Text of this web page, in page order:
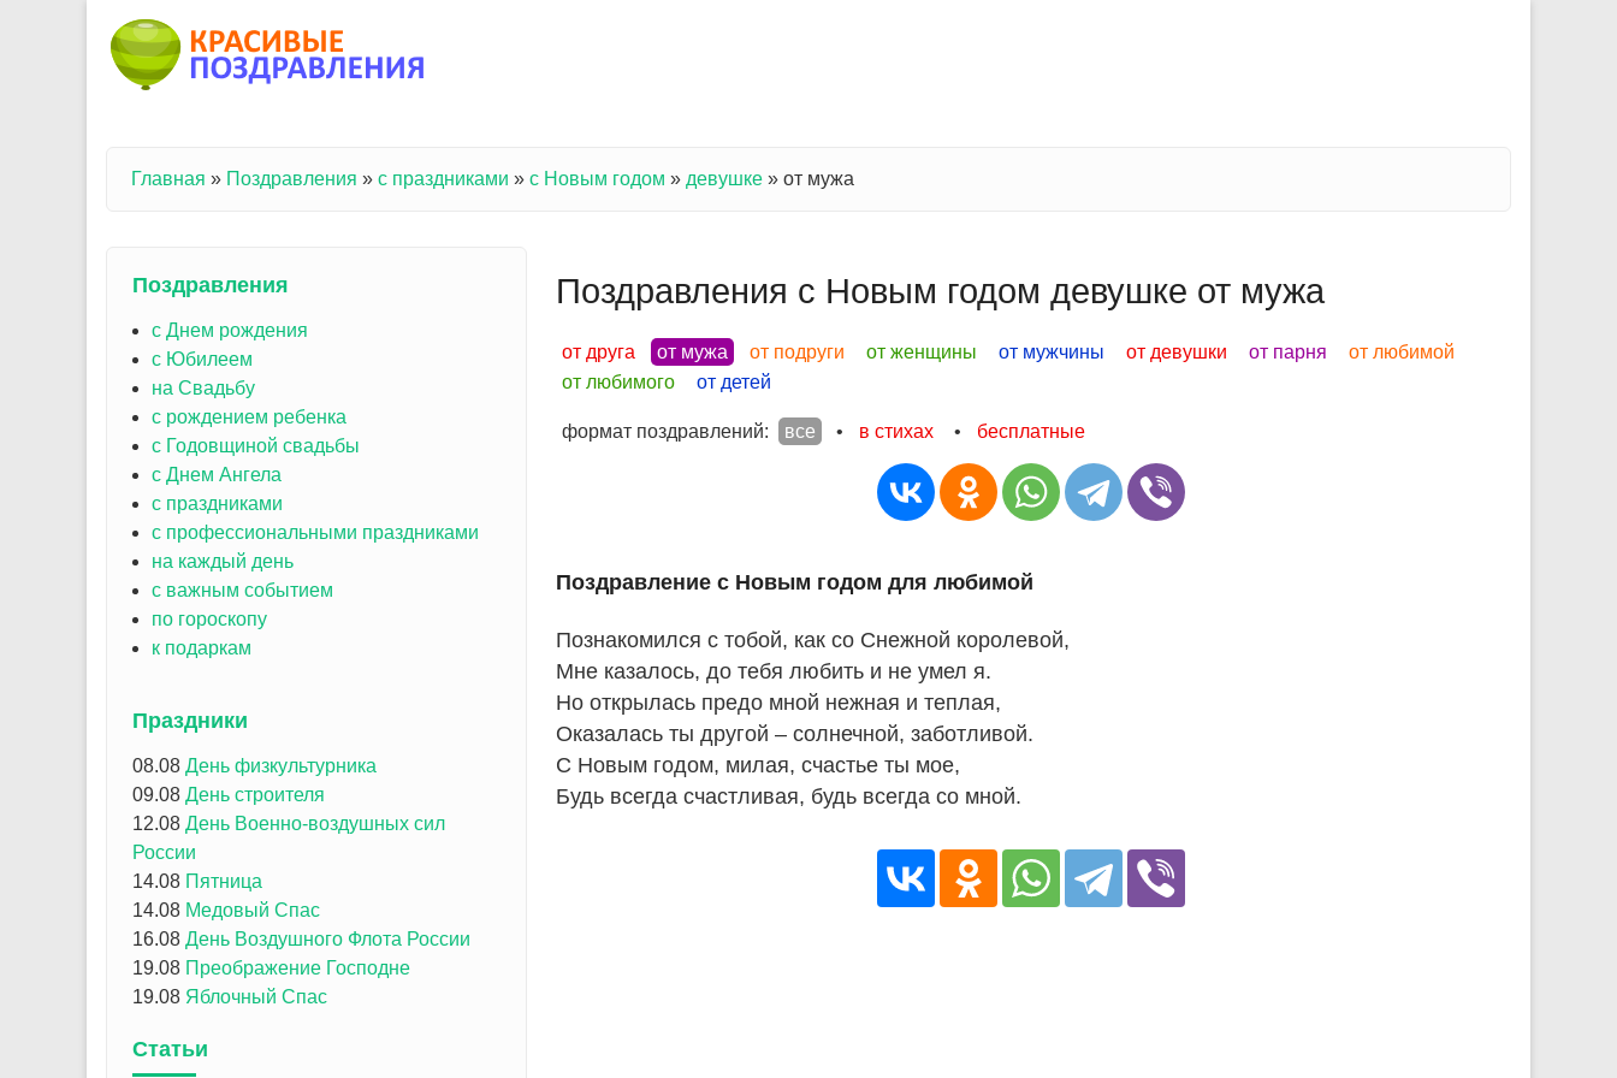
Вы здесь
Главная » Поздравления » с праздниками » с Новым годом » девушке » от мужа
Поздравления с Новым годом девушке от мужа
от друга от мужа от подруги от женщины от мужчины от девушки от парня
от любимой
от любимого
от детей
формат поздравлений: все • в стихах • бесплатные
Поздравление с Новым годом для любимой
Познакомился с тобой, как со Снежной королевой,
Мне казалось, до тебя любить и не умел я.
Но открылась предо мной нежная и теплая,
Оказалась ты другой – солнечной, заботливой.
С Новым годом, милая, счастье ты мое,
Будь всегда счастливая, будь всегда со мной.
Поздравления
с Днем рождения
с Юбилеем
на Свадьбу
с рождением ребенка
с Годовщиной свадьбы
с Днем Ангела
с праздниками
с профессиональными праздниками
на каждый день
с важным событием
по гороскопу
к подаркам
Праздники
08.08 День физкультурника
09.08 День строителя
12.08 День Военно-воздушных сил
России
14.08 Пятница
14.08 Медовый Спас
16.08 День Воздушного Флота России
19.08 Преображение Господне
19.08 Яблочный Спас
Статьи